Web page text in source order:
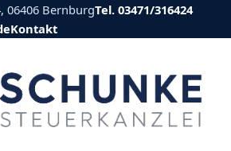
06406 BernburgTel. 03471/316424
Kontakt